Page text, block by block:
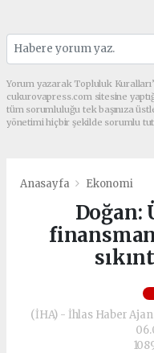
Yorum yazarak Topluluk
cukurovapress.com sitesine
tüm sorumluluğu tek başınıza
yönetimi hiçbir şekilde sorumlu
Anasayfa Ekonomi
(İHA) - İhlas Haber